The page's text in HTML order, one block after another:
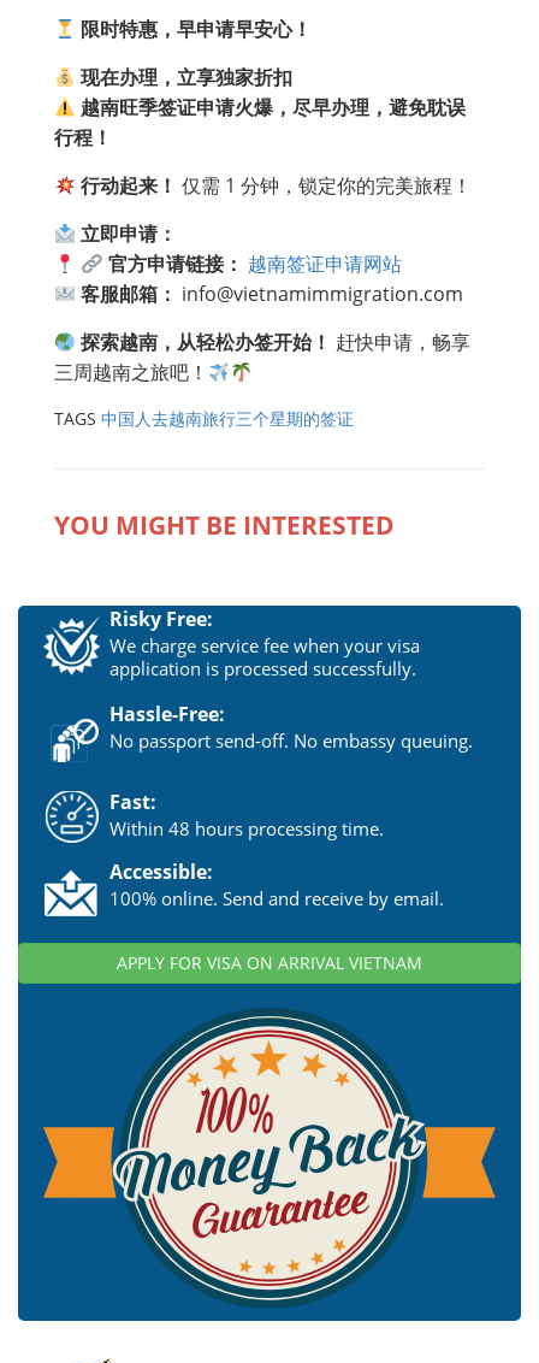
限时特惠，早申请早安心！
现在办理，立享独家折扣
越南旺季签证申请火爆，尽早办理，避免耽误
行程！
行动起来！ 仅需 1 分钟，锁定你的完美旅程！
立即申请：
官方申请链接： 越南签证申请网站
客服邮箱： info@vietnamimmigration.com
探索越南，从轻松办签开始！ 赶快申请，畅享
三周越南之旅吧！
TAGS 中国人去越南旅行三个星期的签证
YOU MIGHT BE INTERESTED
Risky Free:
We charge service fee when your visa
application is processed successfully.
Hassle-Free:
No passport send-off. No embassy queuing.
Fast:
Within 48 hours processing time.
Accessible:
100% online. Send and receive by email.
APPLY FOR VISA ON ARRIVAL VIETNAM